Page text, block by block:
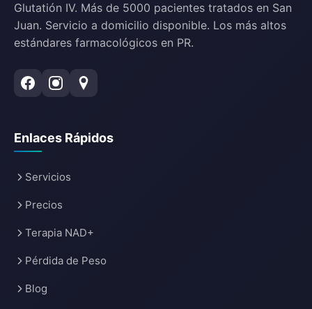
Glutatión IV. Más de 5000 pacientes tratados en San
Juan. Servicio a domicilio disponible. Los más altos
estándares farmacológicos en PR.
Enlaces Rápidos
Servicios
Precios
Terapia NAD+
Pérdida de Peso
Blog